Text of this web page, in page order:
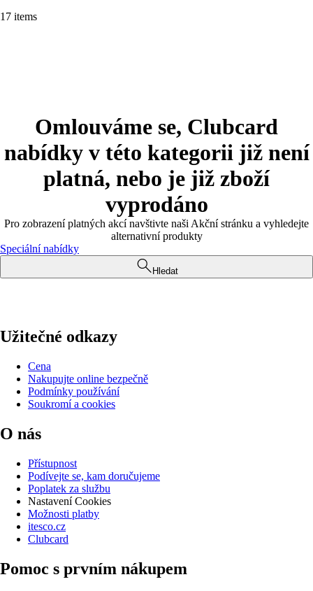
17 items
Omlouváme se, Clubcard
nabídky v této kategorii již není
platná, nebo je již zboží
vyprodáno
Pro zobrazení platných akcí navštivte naši Akční stránku a vyhledejte
alternativní produkty
Speciální nabídky
Hledat
Užitečné odkazy
Cena
Nakupujte online bezpečně
Podmínky používání
Soukromí a cookies
O nás
Přístupnost
Podívejte se, kam doručujeme
Poplatek za službu
Nastavení Cookies
Možnosti platby
itesco.cz
Clubcard
Pomoc s prvním nákupem